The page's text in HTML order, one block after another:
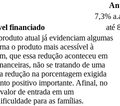
7,3%
financiado
até
atual já evidenciam algumas
o produto mais acessível à
que essa redução aconteceu em
não se tratando de uma
redução na porcentagem exigida
positivo importante. Afinal, no
de entrada em um
para as famílias.